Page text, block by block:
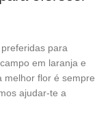
para
em laranja e
melhor flor é sempre
ajudar-te a